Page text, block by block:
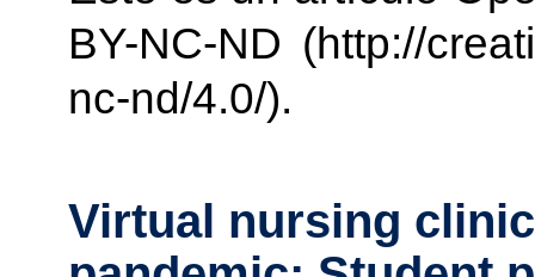
BY-NC-ND (http://
nc-nd/4.0/).
Virtual nursing